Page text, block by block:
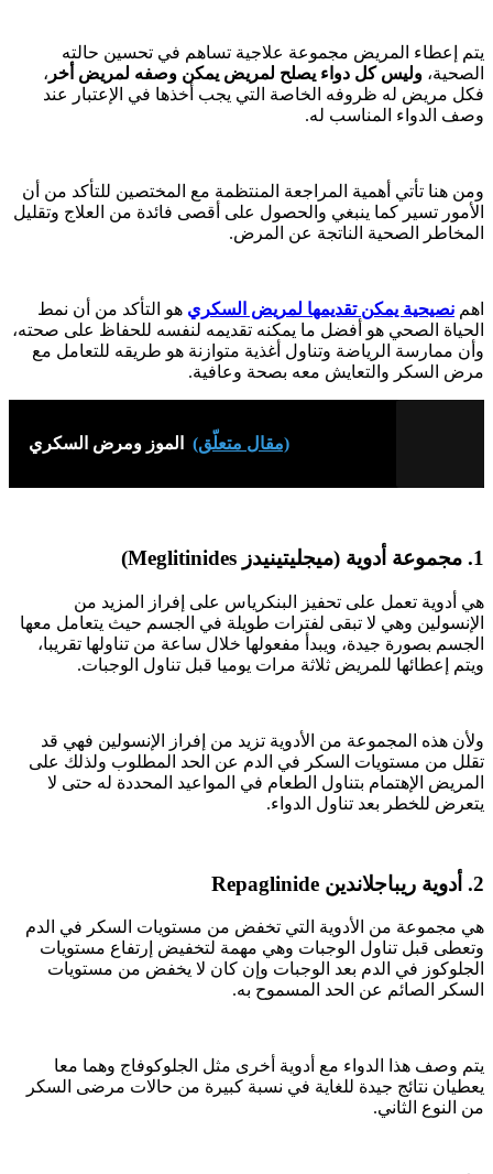
يتم إعطاء المريض مجموعة علاجية تساهم في تحسين حالته
الصحية، وليس كل دواء يصلح لمريض يمكن وصفه لمريض أخر ،
فكل مريض له ظروفه الخاصة التي يجب أخذها في الإعتبار عند
وصف الدواء المناسب له.
ومن هنا تأتي أهمية المراجعة المنتظمة مع المختصين للتأكد من أن
الأمور تسير كما ينبغي والحصول على أقصى فائدة من العلاج وتقليل
المخاطر الصحية الناتجة عن المرض.
اهم نصيحية يمكن تقديمها لمريض السكري هو التأكد من أن نمط
الحياة الصحي هو أفضل ما يمكنه تقديمه لنفسه للحفاظ على صحته،
وأن ممارسة الرياضة وتناول أغذية متوازنة هو طريقه للتعامل مع
مرض السكر والتعايش معه بصحة وعافية.
(مقال متعلّق) الموز ومرض السكري
1. مجموعة أدوية (ميجليتينيدز Meglitinides)
هي أدوية تعمل على تحفيز البنكرياس على إفراز المزيد من
الإنسولين وهي لا تبقى لفترات طويلة في الجسم حيث يتعامل معها
الجسم بصورة جيدة، ويبدأ مفعولها خلال ساعة من تناولها تقريبا،
ويتم إعطائها للمريض ثلاثة مرات يوميا قبل تناول الوجبات.
ولأن هذه المجموعة من الأدوية تزيد من إفراز الإنسولين فهي قد
تقلل من مستويات السكر في الدم عن الحد المطلوب ولذلك على
المريض الإهتمام بتناول الطعام في المواعيد المحددة له حتى لا
يتعرض للخطر بعد تناول الدواء.
2. أدوية ريباجلاندين Repaglinide
هي مجموعة من الأدوية التي تخفض من مستويات السكر في الدم
وتعطى قبل تناول الوجبات وهي مهمة لتخفيض إرتفاع مستويات
الجلوكوز في الدم بعد الوجبات وإن كان لا يخفض من مستويات
السكر الصائم عن الحد المسموح به.
يتم وصف هذا الدواء مع أدوية أخرى مثل الجلوكوفاج وهما معا
يعطيان نتائج جيدة للغاية في نسبة كبيرة من حالات مرضى السكر
من النوع الثاني.